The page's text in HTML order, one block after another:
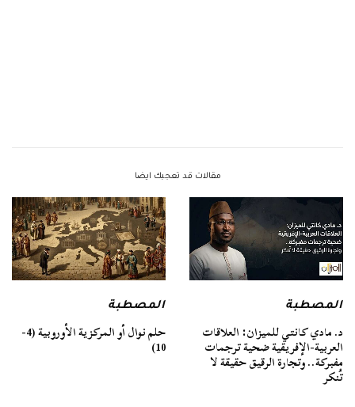
مقالات قد تعجبك ايضا
المصطبة
د. مادي كانتي للميزان: العلاقات
العربية-الإفريقية ضحية ترجمات
مفبركة.. وتجارة الرقيق حقيقة لا
تُنكر
المصطبة
حلم نوال أو المركزية الأوروبية (4-
10)